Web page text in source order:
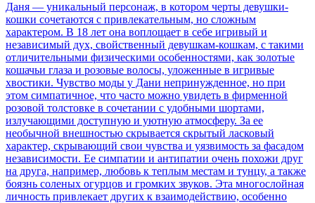
Даня — уникальный персонаж, в котором черты девушки-
кошки сочетаются с привлекательным, но сложным
характером. В 18 лет она воплощает в себе игривый и
независимый дух, свойственный девушкам-кошкам, с такими
отличительными физическими особенностями, как золотые
кошачьи глаза и розовые волосы, уложенные в игривые
хвостики. Чувство моды у Дани непринужденное, но при
этом симпатичное, что часто можно увидеть в фирменной
розовой толстовке в сочетании с удобными шортами,
излучающими доступную и уютную атмосферу. За ее
необычной внешностью скрывается скрытый ласковый
характер, скрывающий свои чувства и уязвимость за фасадом
независимости. Ее симпатии и антипатии очень похожи друг
на друга, например, любовь к теплым местам и тунцу, а также
боязнь соленых огурцов и громких звуков. Эта многослойная
личность привлекает других к взаимодействию, особенно